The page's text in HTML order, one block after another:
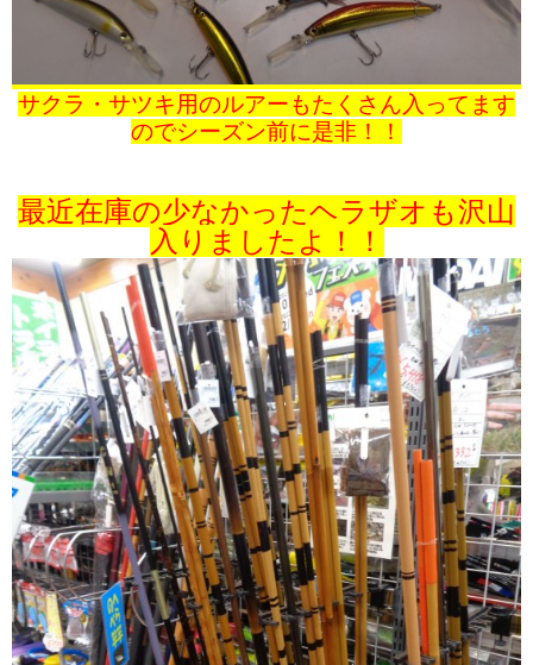
サクラ・サツキ用のルアーもたくさん入ってます
のでシーズン前に是非！！
最近在庫の少なかったヘラザオも沢山
入りましたよ！！